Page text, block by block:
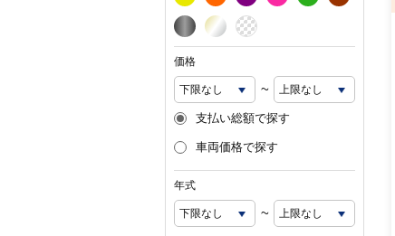
価格
~
支払い総額で探す
車両価格で探す
年式
~